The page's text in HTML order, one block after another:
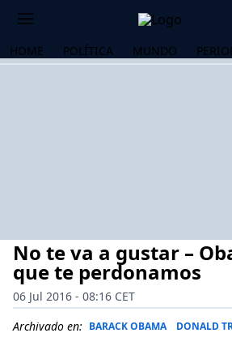
HOME POLÍTICA MUNDO
No te va a gustar –
que te perdonamos
06 Jul 2016 - 08:16 CET
Archivado en: BARACK OBAMA DONALD